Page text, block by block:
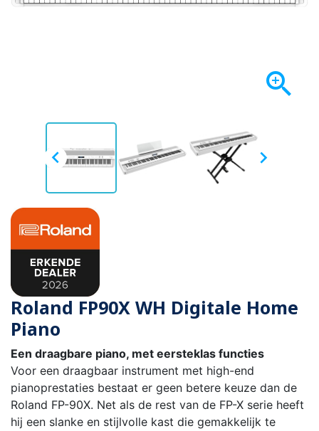

 
Roland FP90X WH Digitale Home
Piano
Een draagbare piano, met eersteklas functies
Voor een draagbaar instrument met high-end
pianoprestaties bestaat er geen betere keuze dan de
Roland FP-90X. Net als de rest van de FP-X serie heeft
hij een slanke en stijlvolle kast die gemakkelijk te